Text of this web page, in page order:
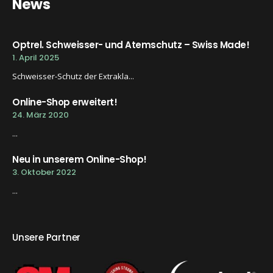
News
Optrel. Schweisser- und Atemschutz – Swiss Made!
1. April 2025
Schweisser-Schutz der Extrakla...
Online-Shop erweitert!
24. März 2020
...
Neu in unserem Online-Shop!
3. Oktober 2022
...
Unsere Partner